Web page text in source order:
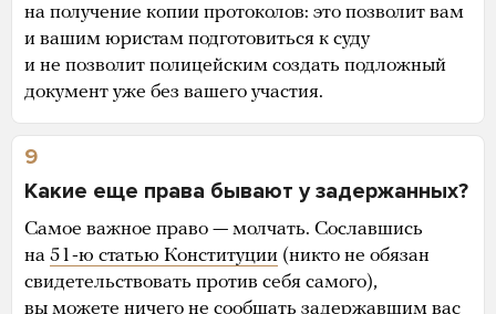
на получение копии протоколов: это позволит вам
и вашим юристам подготовиться к суду
и не позволит полицейским создать подложный
документ уже без вашего участия.
9
Какие еще права бывают у задержанных?
Самое важное право — молчать. Сославшись
на 51-ю статью Конституции (никто не обязан
свидетельствовать против себя самого),
вы можете ничего не сообщать задержавшим вас